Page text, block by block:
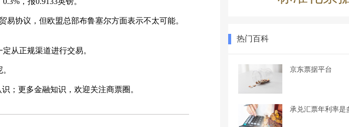
协议，但欧盟总部布鲁塞尔方面表示不太可能。
从正规渠道进行交易。
；更多金融知识，欢迎关注商票圈。
热门百科
京东票据平台
承兑汇票年利率是